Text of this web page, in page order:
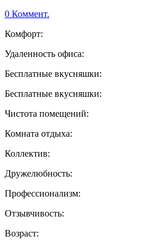
0 Коммент.
Комфорт:
Удаленность офиса:
Бесплатные вкусняшки:
Бесплатные вкусняшки:
Чистота помещений:
Комната отдыха:
Коллектив:
Дружелюбность:
Профессионализм:
Отзывчивость:
Возраст: